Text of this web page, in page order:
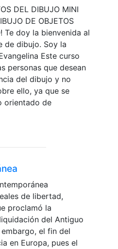
DEL DIBUJO MINI
DE OBJETOS
Te doy la bienvenida al
de dibujo. Soy la
Este curso
personas que desean
del dibujo y no
ello, ya que se
orientado de
de libertad,
proclamó la
del Antiguo
el fin del
en Europa, pues el